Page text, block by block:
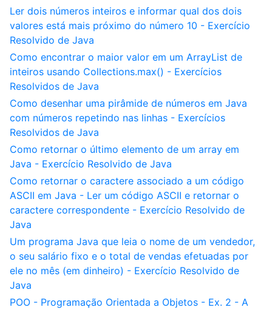
Ler dois números inteiros e informar qual dos dois
valores está mais próximo do número 10 - Exercício
Resolvido de Java
Como encontrar o maior valor em um ArrayList de
inteiros usando Collections.max() - Exercícios
Resolvidos de Java
Como desenhar uma pirâmide de números em Java
com números repetindo nas linhas - Exercícios
Resolvidos de Java
Como retornar o último elemento de um array em
Java - Exercício Resolvido de Java
Como retornar o caractere associado a um código
ASCII em Java - Ler um código ASCII e retornar o
caractere correspondente - Exercício Resolvido de
Java
Um programa Java que leia o nome de um vendedor,
o seu salário fixo e o total de vendas efetuadas por
ele no mês (em dinheiro) - Exercício Resolvido de
Java
POO - Programação Orientada a Objetos - Ex. 2 - A